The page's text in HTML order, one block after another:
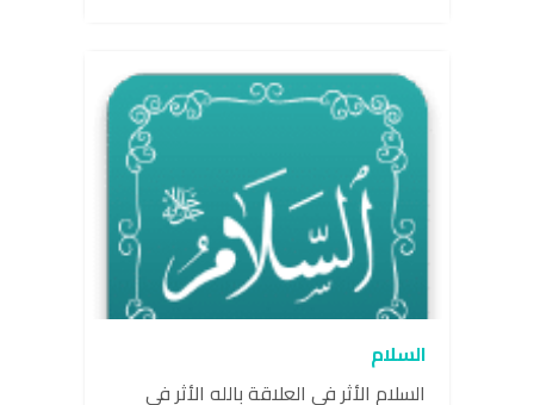
السلام
السلام الأثر في العلاقة بالله الأثر في